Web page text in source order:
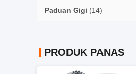
Paduan Gigi (14)
PRODUK PANAS